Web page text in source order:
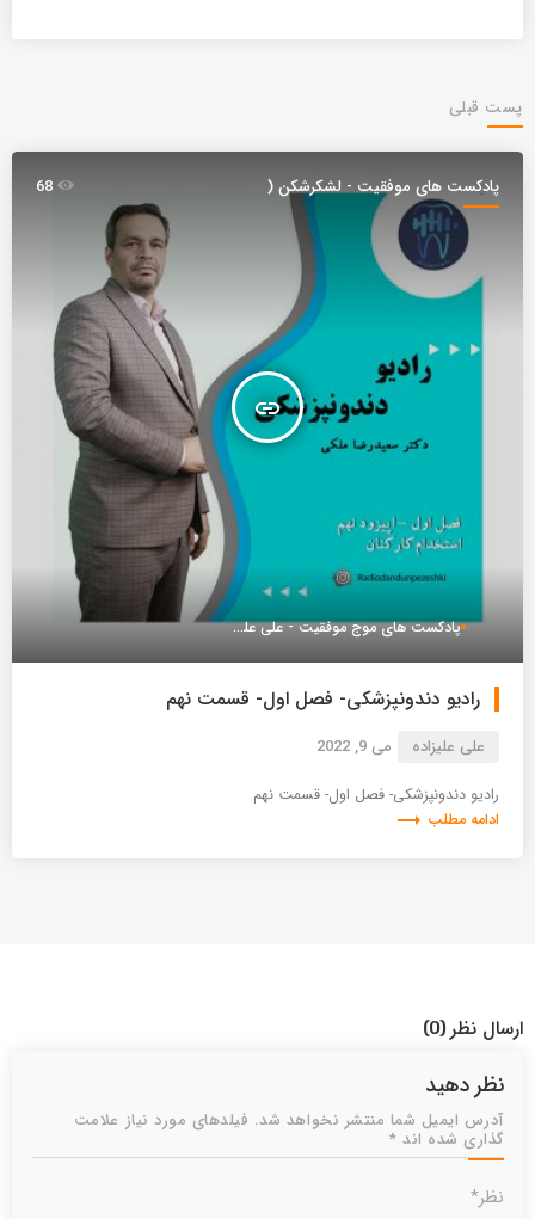
پست قبلی
پادکست های موفقیت - لشکرشکن (
موج )
insert_link
پادکست های موج موفقیت - علی علیزاده
رادیو دندونپزشکی- فصل اول- قسمت نهم
علی علیزاده می 9, 2022
رادیو دندونپزشکی- فصل اول- قسمت نهم
ادامه مطلب trending_flat
ارسال نظر (0)
نظر دهید
آدرس ایمیل شما منتشر نخواهد شد. فیلدهای مورد نیاز علامت
گذاری شده اند *
نظر*